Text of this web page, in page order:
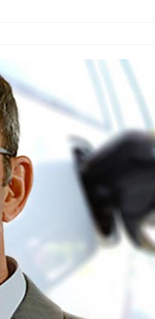
CDU &
der Wahl
einfliegen:
Die
halten die
Stimmung wegen
verübten
Flüge vor der
[...]